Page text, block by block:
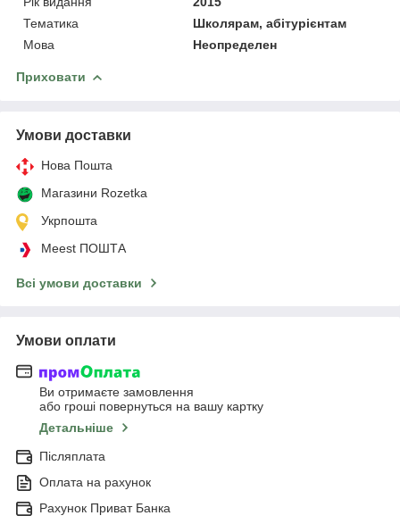
Тематика
Школярам, абітурієнтам
Мова
Неопределен
Приховати
Умови доставки
Нова Пошта
Магазини Rozetka
Укрпошта
Meest ПОШТА
Всі умови доставки
Умови оплати
Ви отримаєте замовлення
або гроші повернуться на вашу картку
Детальніше
Післяплата
Оплата на рахунок
Рахунок Приват Банка